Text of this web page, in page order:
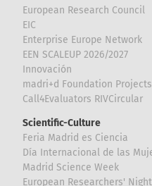
European Research Council
EIC
Enterprise Europe Network
EEN SCALEUP 2026/2027
Innovación
madri+d Foundation Projects
Call4Evaluators RIVCircular
Scientific-Culture
Feria Madrid es Ciencia
Día Internacional de las
Madrid Science Week
European Researchers' Night